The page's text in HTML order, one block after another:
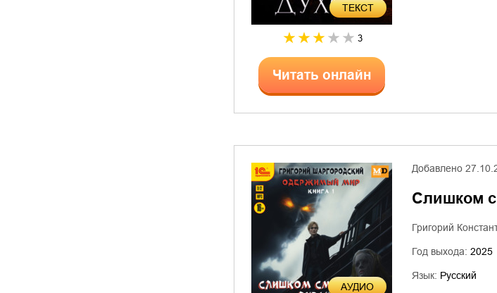
ТЕКСТ
3
Читать онлайн
AУДИО
Добавлено
Слишком
Григорий
Год выхода: 2025
Язык: Русский